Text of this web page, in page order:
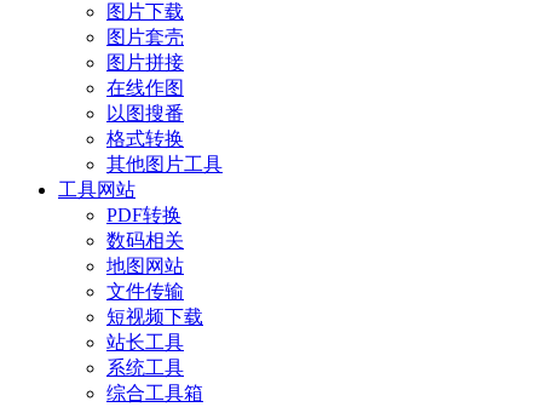
图片下载
图片套壳
图片拼接
在线作图
以图搜番
格式转换
其他图片工具
工具网站
PDF转换
数码相关
地图网站
文件传输
短视频下载
站长工具
系统工具
综合工具箱